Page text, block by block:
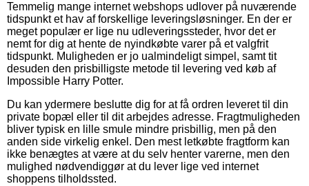
Temmelig mange internet webshops udlover på nuværende
tidspunkt et hav af forskellige leveringsløsninger. En der er
meget populær er lige nu udleveringssteder, hvor det er
nemt for dig at hente de nyindkøbte varer på et valgfrit
tidspunkt. Muligheden er jo ualmindeligt simpel, samt tit
desuden den prisbilligste metode til levering ved køb af
Impossible Harry Potter.
Du kan ydermere beslutte dig for at få ordren leveret til din
private bopæl eller til dit arbejdes adresse. Fragtmuligheden
bliver typisk en lille smule mindre prisbillig, men på den
anden side virkelig enkel. Den mest letkøbte fragtform kan
ikke benægtes at være at du selv henter varerne, men den
mulighed nødvendiggør at du lever lige ved internet
shoppens tilholdssted.